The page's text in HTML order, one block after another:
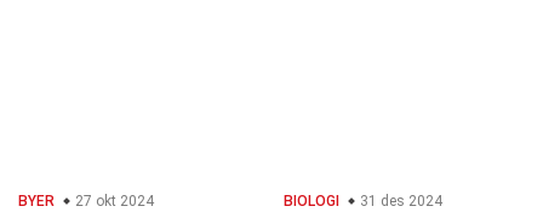
BYER 27 okt 2024 BIOLOGI 31 des 2024